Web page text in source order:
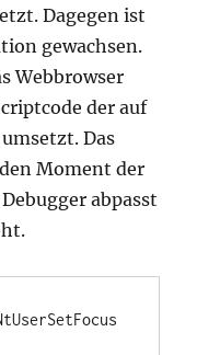
Dagegen ist
gewachsen.
Webbrowser
der auf
Das
Moment der
abpasst